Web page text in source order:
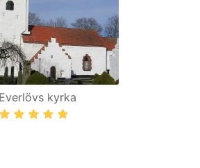
Everlövs kyrka